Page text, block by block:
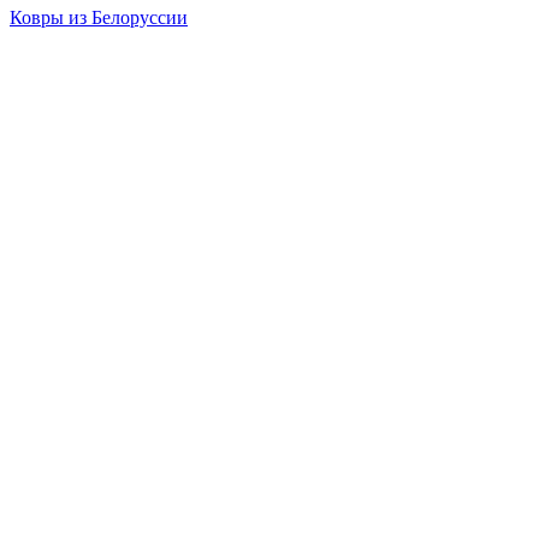
Ковры из Белоруссии